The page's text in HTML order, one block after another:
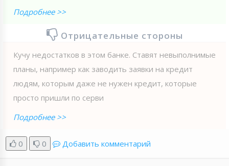
Подробнее >>
Отрицательные стороны
Кучу недостатков в этом банке. Ставят невыполнимые
планы, например как заводить заявки на кредит
людям, которым даже не нужен кредит, которые
просто пришли по серви
Подробнее >>
0 0 Добавить комментарий